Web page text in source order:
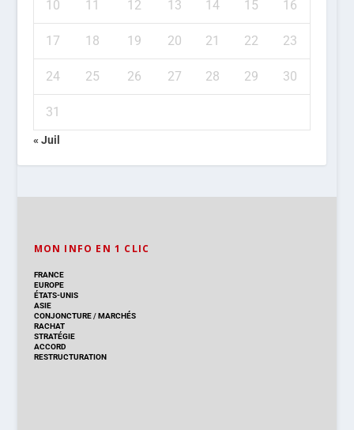
10 11 12 13 14 15 16
17 18 19 20 21 22 23
24 25 26 27 28 29 30
31
« Juil
MON INFO EN 1 CLIC
FRANCE
EUROPE
ÉTATS-UNIS
ASIE
CONJONCTURE/MARCHÉS
RACHAT
STRATÉGIE
ACCORD
RESTRUCTURATION